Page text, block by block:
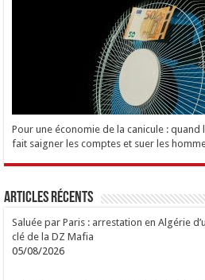
Pour une économie de la canicule : quand
fait saigner les comptes et suer les
Articles Récents
Saluée par Paris : arrestation en Algérie
clé de la DZ Mafia
05/08/2026